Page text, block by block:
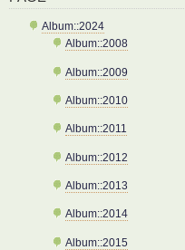
Album::2024
Album::2008
Album::2009
Album::2010
Album::2011
Album::2012
Album::2013
Album::2014
Album::2015